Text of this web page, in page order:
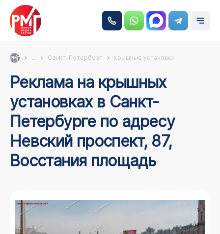
... Санкт-Петербург крышные установки
Реклама на крышных
установках в Санкт-
Петербурге по адресу
Невский проспект, 87,
Восстания площадь